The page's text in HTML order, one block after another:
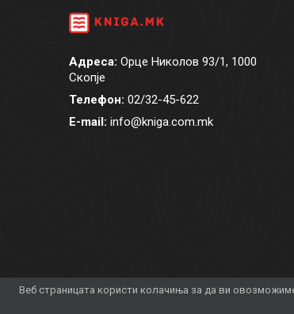
Веб страницата користи колачиња за да ви
Адреса: Орце Николов 93/1, 1000
Скопје
Телефон: 02/32-45-622
E-mail: info@kniga.com.mk